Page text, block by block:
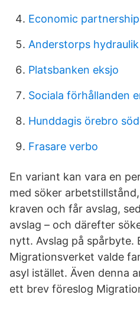
Economic
Anderstorps hydraulik
Platsbanken eksjo
Sociala förhållanden
Hunddagis örebro
Frasare verbo
En variant kan vara en
med söker
kraven och får avslag,
avslag – och därefter
nytt. Avslag på spårbyte.
Migrationsverket valde
asyl istället. Även denna
ett brev föreslog